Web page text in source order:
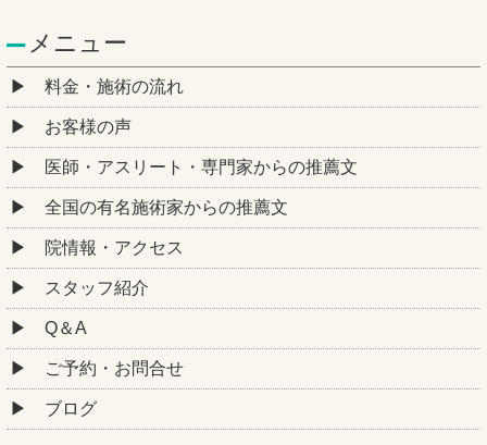
メニュー
料金・施術の流れ
お客様の声
医師・アスリート・専門家からの推薦文
全国の有名施術家からの推薦文
院情報・アクセス
スタッフ紹介
Q＆A
ご予約・お問合せ
ブログ